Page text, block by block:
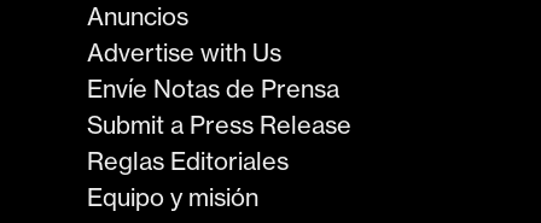
Anuncios
Advertise with Us
Envíe Notas de Prensa
Submit a Press Release
Reglas Editoriales
Equipo y misión